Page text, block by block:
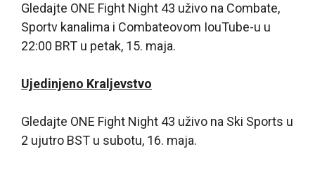
Gledajte ONE Fight Night 43 uživo na Combate,
Sportv kanalima i Combateovom IouTube-u u
22:00 BRT u petak, 15. maja.
Ujedinjeno Kraljevstvo
Gledajte ONE Fight Night 43 uživo na Ski Sports u
2 ujutro BST u subotu, 16. maja.